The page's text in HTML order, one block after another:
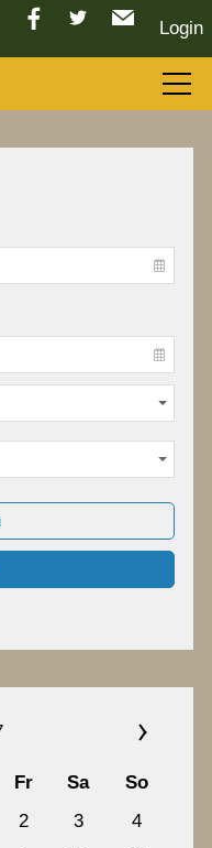
Login
Aktuelles
Tradition
Vorstand
Termine
Fr Sa
So
2 3
4